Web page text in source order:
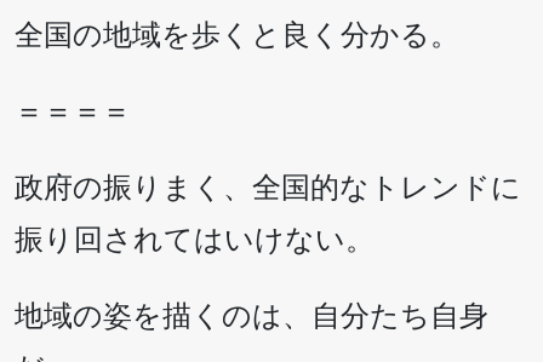
全国の地域を歩くと良く分かる。
＝＝＝＝
政府の振りまく、全国的なトレンドに
振り回されてはいけない。
地域の姿を描くのは、自分たち自身